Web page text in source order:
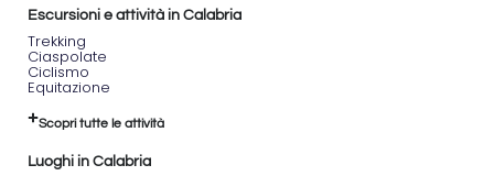
Escursioni e attività in Calabria
Trekking
Ciaspolate
Ciclismo
Equitazione
Scopri tutte le attività
Luoghi in Calabria